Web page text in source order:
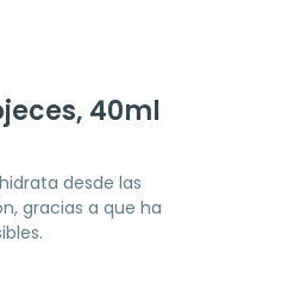
40ml
desde las
gracias a que ha